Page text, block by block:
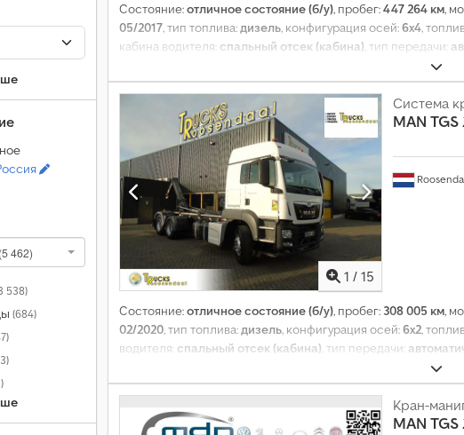
(5 462)
538)
(684)
Состояние:отличное состояние (б/у), пробег:447 264 км,
05/2017, тип топлива:дизель, конфигурация осей:6x4,
кабина водителя: спальный отсек (кабина), тип передачи:
, Год выпуска:2017
навигационная система, подогрев сиденья, прицепное
электрорегулировка стекол
1 / 15
Система
MAN
Состояние:отличное состояние (б/у), пробег: 308 005 км,
02/2020 , тип топлива:дизель , конфигурация осей:6x2 ,
водителя: спальный отсек (кабина) , тип передачи:
Кран-
MAN